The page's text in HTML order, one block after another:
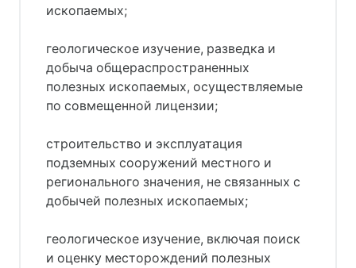
ископаемых;
геологическое изучение, разведка и
добыча общераспространенных
полезных ископаемых, осуществляемые
по совмещенной лицензии;
строительство и эксплуатация
подземных сооружений местного и
регионального значения, не связанных с
добычей полезных ископаемых;
геологическое изучение, включая поиск
и оценку месторождений полезных